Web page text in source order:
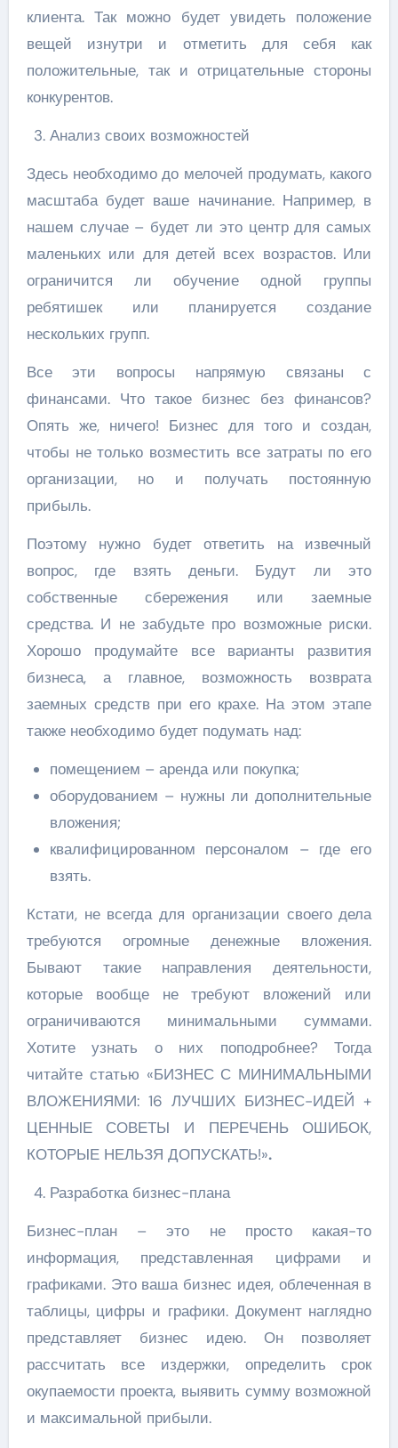
клиента. Так можно будет увидеть положение
вещей изнутри и отметить для себя как
положительные, так и отрицательные стороны
конкурентов.
Анализ своих возможностей
Здесь необходимо до мелочей продумать, какого
масштаба будет ваше начинание. Например, в
нашем случае – будет ли это центр для самых
маленьких или для детей всех возрастов. Или
ограничится ли обучение одной группы
ребятишек или планируется создание
нескольких групп.
Все эти вопросы напрямую связаны с
финансами. Что такое бизнес без финансов?
Опять же, ничего! Бизнес для того и создан,
чтобы не только возместить все затраты по его
организации, но и получать постоянную
прибыль.
Поэтому нужно будет ответить на извечный
вопрос, где взять деньги. Будут ли это
собственные сбережения или заемные
средства. И не забудьте про возможные риски.
Хорошо продумайте все варианты развития
бизнеса, а главное, возможность возврата
заемных средств при его крахе. На этом этапе
также необходимо будет подумать над:
помещением – аренда или покупка;
оборудованием – нужны ли дополнительные
вложения;
квалифицированном персоналом – где его
взять.
Кстати, не всегда для организации своего дела
требуются огромные денежные вложения.
Бывают такие направления деятельности,
которые вообще не требуют вложений или
ограничиваются минимальными суммами.
Хотите узнать о них поподробнее? Тогда
читайте статью «БИЗНЕС С МИНИМАЛЬНЫМИ
ВЛОЖЕНИЯМИ: 16 ЛУЧШИХ БИЗНЕС-ИДЕЙ +
ЦЕННЫЕ СОВЕТЫ И ПЕРЕЧЕНЬ ОШИБОК,
КОТОРЫЕ НЕЛЬЗЯ ДОПУСКАТЬ!».
Разработка бизнес-плана
Бизнес-план – это не просто какая-то
информация, представленная цифрами и
графиками. Это ваша бизнес идея, облеченная в
таблицы, цифры и графики. Документ наглядно
представляет бизнес идею. Он позволяет
рассчитать все издержки, определить срок
окупаемости проекта, выявить сумму возможной
и максимальной прибыли.